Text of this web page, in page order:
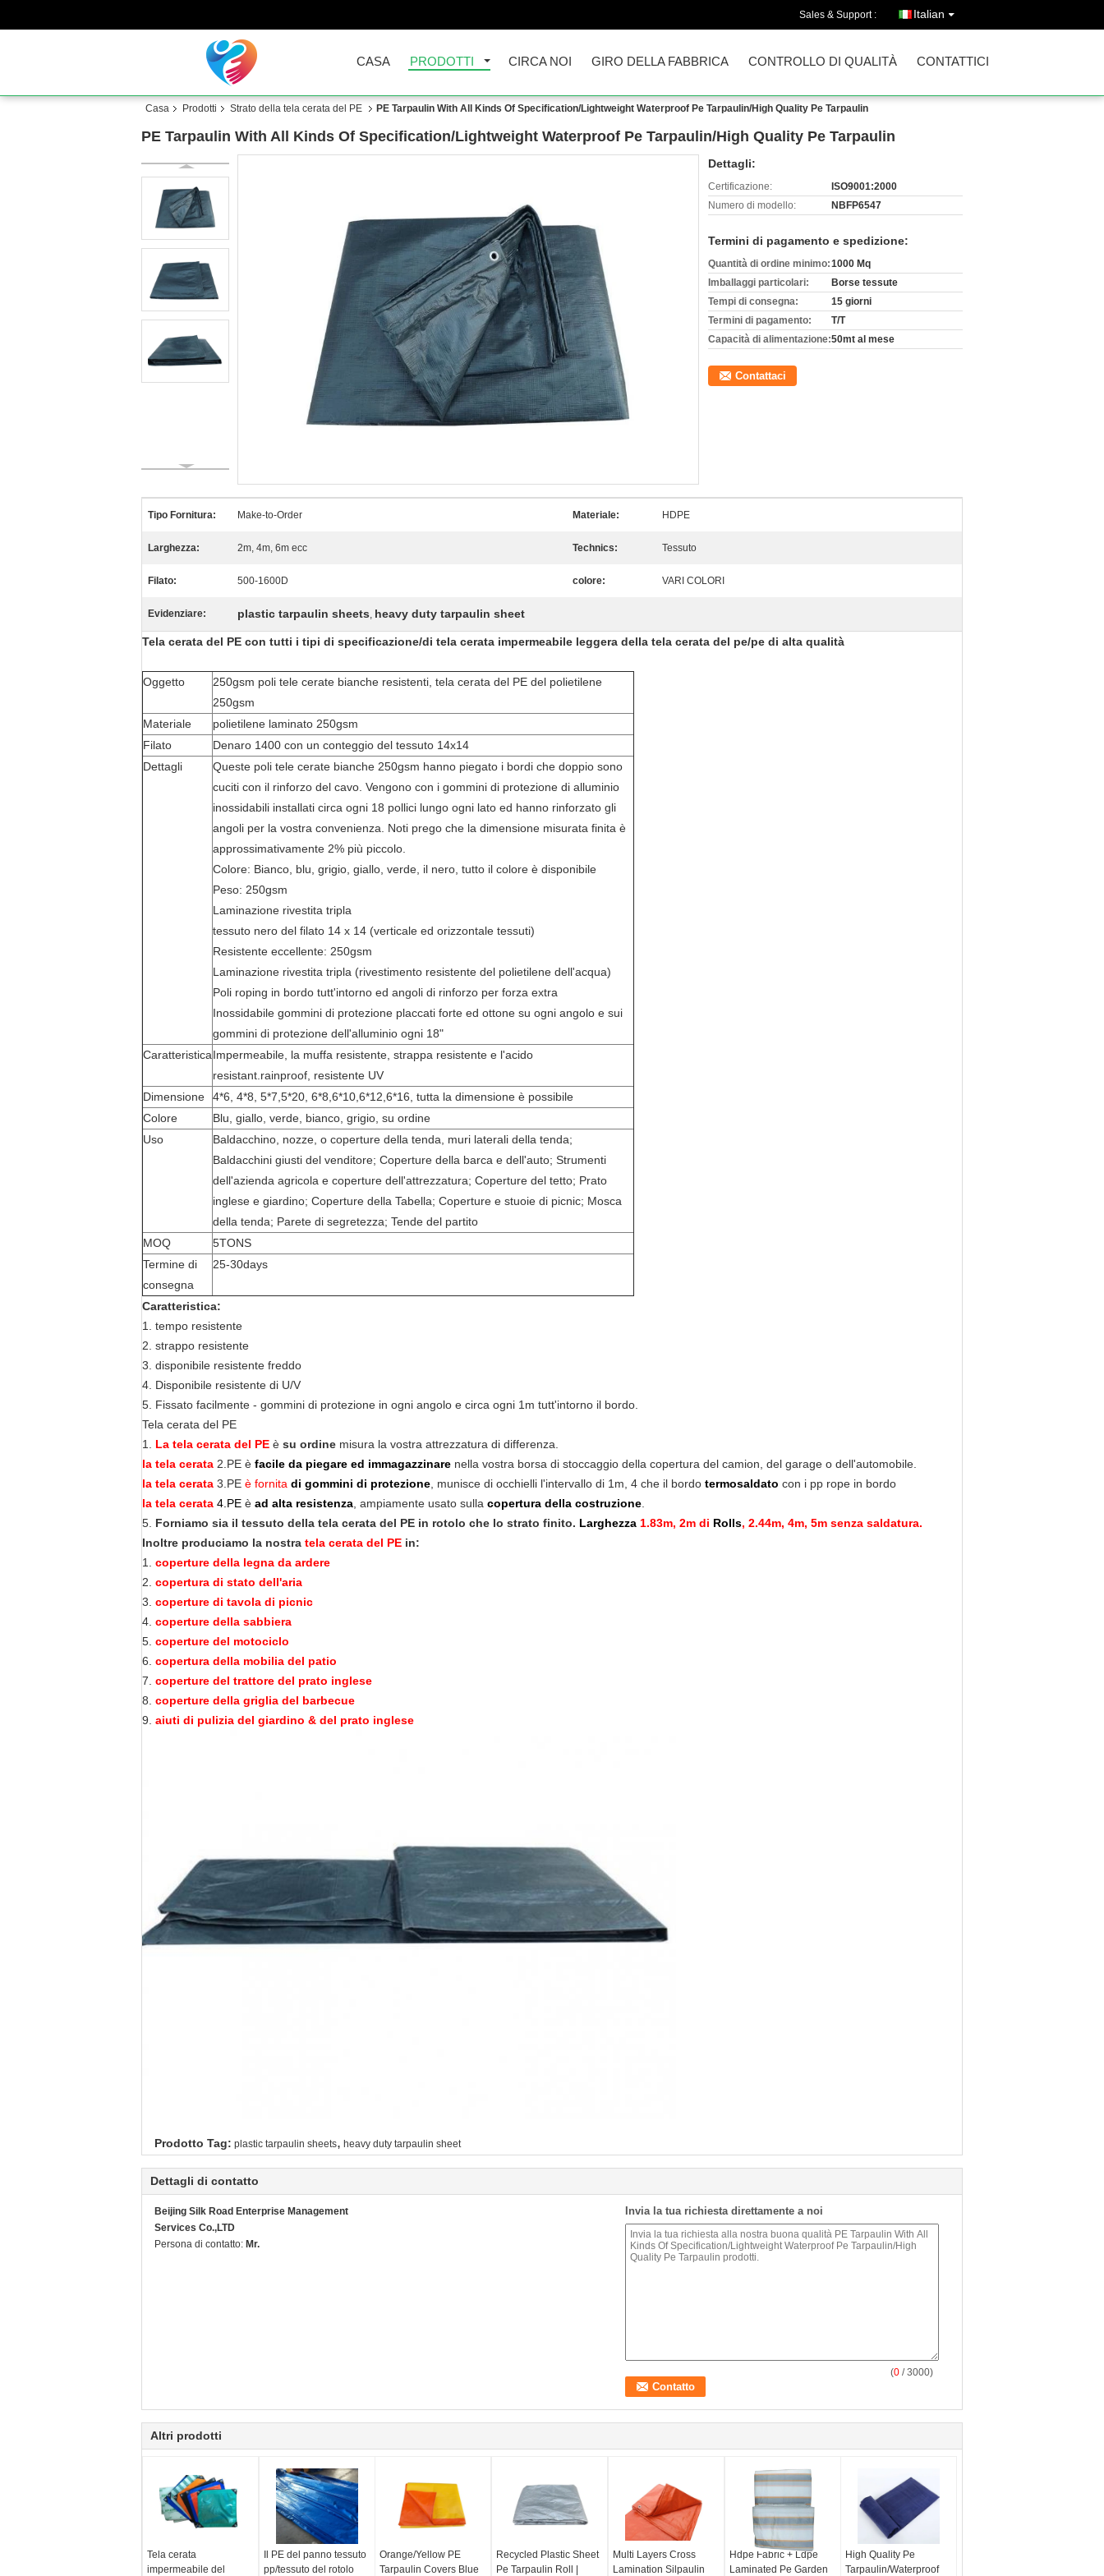
Sales & Support : Italian
CASA PRODOTTI CIRCA NOI GIRO DELLA FABBRICA CONTROLLO DI QUALITÀ CONTATTICI
Casa Prodotti Strato della tela cerata del PE PE Tarpaulin With All Kinds Of Specification/Lightweight Waterproof Pe Tarpaulin/High Quality Pe Tarpaulin
PE Tarpaulin With All Kinds Of Specification/Lightweight Waterproof Pe Tarpaulin/High Quality Pe Tarpaulin
Dettagli:
Certificazione:
ISO9001:2000
Numero di modello:
NBFP6547
Termini di pagamento e spedizione:
Quantità di ordine minimo:1000 Mq
Imballaggi particolari:
Borse tessute
Tempi di consegna:
15 giorni
Termini di pagamento:
T/T
Capacità di alimentazione:50mt al mese
Contattaci
Tipo Fornitura: Make-to-Order Materiale: HDPE
Larghezza: 2m, 4m, 6m ecc Technics: Tessuto
Filato: 500-1600D colore: VARI COLORI
Evidenziare: plastic tarpaulin sheets, heavy duty tarpaulin sheet
Tela cerata del PE con tutti i tipi di specificazione/di tela cerata impermeabile leggera della tela cerata del pe/pe di alta qualità
Oggetto
250gsm poli tele cerate bianche resistenti, tela cerata del PE del polietilene
250gsm
Materiale
polietilene laminato 250gsm
Filato
Denaro 1400 con un conteggio del tessuto 14x14
Dettagli
Queste poli tele cerate bianche 250gsm hanno piegato i bordi che doppio sono
cuciti con il rinforzo del cavo. Vengono con i gommini di protezione di alluminio
inossidabili installati circa ogni 18 pollici lungo ogni lato ed hanno rinforzato gli
angoli per la vostra convenienza. Noti prego che la dimensione misurata finita è
approssimativamente 2% più piccolo.
Colore: Bianco, blu, grigio, giallo, verde, il nero, tutto il colore è disponibile
Peso: 250gsm
Laminazione rivestita tripla
tessuto nero del filato 14 x 14 (verticale ed orizzontale tessuti)
Resistente eccellente: 250gsm
Laminazione rivestita tripla (rivestimento resistente del polietilene dell'acqua)
Poli roping in bordo tutt'intorno ed angoli di rinforzo per forza extra
Inossidabile gommini di protezione placcati forte ed ottone su ogni angolo e sui
gommini di protezione dell'alluminio ogni 18"
CaratteristicaImpermeabile, la muffa resistente, strappa resistente e l'acido
resistant.rainproof, resistente UV
Dimensione
4*6, 4*8, 5*7,5*20, 6*8,6*10,6*12,6*16, tutta la dimensione è possibile
Colore
Blu, giallo, verde, bianco, grigio, su ordine
Uso
Baldacchino, nozze, o coperture della tenda, muri laterali della tenda;
Baldacchini giusti del venditore; Coperture della barca e dell'auto; Strumenti
dell'azienda agricola e coperture dell'attrezzatura; Coperture del tetto; Prato
inglese e giardino; Coperture della Tabella; Coperture e stuoie di picnic; Mosca
della tenda; Parete di segretezza; Tende del partito
MOQ
5TONS
Termine di
consegna
25-30days
Caratteristica:
1. tempo resistente
2. strappo resistente
3. disponibile resistente freddo
4. Disponibile resistente di U/V
5. Fissato facilmente - gommini di protezione in ogni angolo e circa ogni 1m tutt'intorno il bordo.
Tela cerata del PE
1. La tela cerata del PE è su ordine misura la vostra attrezzatura di differenza.
la tela cerata 2.PE è facile da piegare ed immagazzinare nella vostra borsa di stoccaggio della copertura del camion, del garage o dell'automobile.
la tela cerata 3.PE è fornita di gommini di protezione , munisce di occhielli l'intervallo di 1m, 4 che il bordo termosaldato con i pp rope in bordo
la tela cerata 4.PE è ad alta resistenza , ampiamente usato sulla copertura della costruzione
5. Forniamo sia il tessuto della tela cerata del PE in rotolo che lo strato finito. Larghezza 1.83m, 2m di Rolls, 2.44m, 4m, 5m senza saldatura.
Inoltre produciamo la nostra tela cerata del PE in:
1. coperture della legna da ardere
2. copertura di stato dell'aria
3. coperture di tavola di picnic
4. coperture della sabbiera
5. coperture del motociclo
6. copertura della mobilia del patio
7. coperture del trattore del prato inglese
8. coperture della griglia del barbecue
9. aiuti di pulizia del giardino & del prato inglese
Prodotto Tag: plastic tarpaulin sheets, heavy duty tarpaulin sheet
Dettagli di contatto
Beijing Silk Road Enterprise Management
Services Co.,LTD
Persona di contatto: Mr.
Invia la tua richiesta direttamente a noi
(0 / 3000)
Altri prodotti
Tela cerata
impermeabile del
Il PE del panno tessuto
pp/tessuto del rotolo
Orange/Yellow PE
Tarpaulin Covers Blue
Recycled Plastic Sheet
Pe Tarpaulin Roll |
Multi Layers Cross
Lamination Silpaulin
Hdpe Fabric + Ldpe
Laminated Pe Garden
High Quality Pe
Tarpaulin/Waterproof